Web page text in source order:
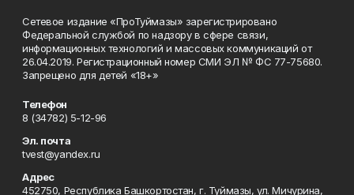
Сетевое издание «ПроТуймазы» зарегистрировано
Федеральной службой по надзору в сфере связи,
информационных технологий и массовых коммуникаций от
26.04.2019. Регистрационный номер СМИ ЭЛ № ФС 77-75680.
Запрещено для детей «18+»
Телефон
8 (34782) 5-12-96
Эл. почта
tvest@yandex.ru
Адрес
452750, Республика Башкортостан, г. Туймазы, ул. Мичурина,